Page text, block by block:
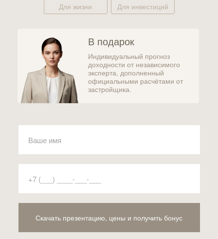
Скачать презентацию, цены и получить бонус
Индивидуальный прогноз
доходности от независимого
эксперта, дополненный
официальными расчётами от
застройщика.
В подарок
Для инвестиций
Для жизни